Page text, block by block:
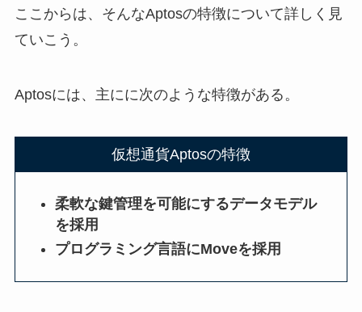
ここからは、そんなAptosの特徴について詳しく見
ていこう。
Aptosには、主にに次のような特徴がある。
仮想通貨Aptosの特徴
柔軟な鍵管理を可能にするデータモデル
を採用
プログラミング言語にMoveを採用